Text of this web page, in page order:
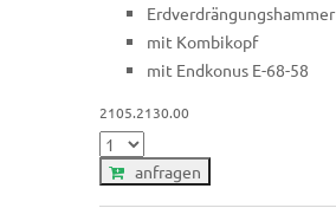
Erdverdrängungshammer
mit Kombikopf
mit Endkonus E-68-58
2105.2130.00
anfragen